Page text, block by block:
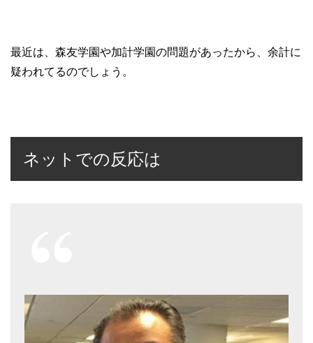
最近は、森友学園や加計学園の問題があったから、余計に
疑われてるのでしょう。
ネットでの反応は